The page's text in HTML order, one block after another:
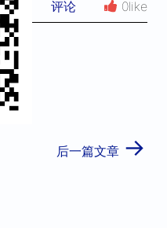
评论
0like
后一篇文章 →